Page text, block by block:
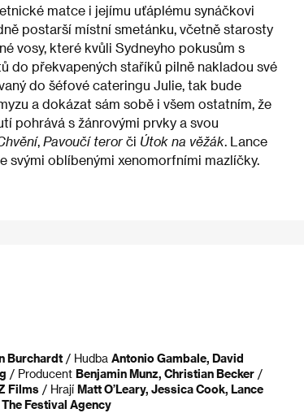
matce i jejímu uťáplému synáčkovi
postarší místní smetánku, včetně starosty
vosy, které kvůli Sydneyho pokusům s
do překvapených staříků pilně nakladou své
do šéfové cateringu Julie, tak bude
a dokázat sám sobě i všem ostatním, že
pohrává s žánrovými prvky a svou
, Pavoučí terorči Útok na věžák . Lance
svými oblíbenými xenomorfními mazlíčky.
Burchardt / Hudba Antonio Gambale, David
/ Producent Benjamin Munz, Christian Becker /
Films / Hrají Matt O’Leary, Jessica Cook, Lance
The Festival Agency